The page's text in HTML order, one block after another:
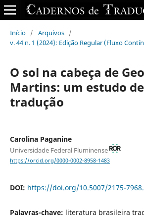
Início / Arquivos /
v. 44 n. 1 (2024): Edição Regular (Fluxo
O sol na cabeça de
Martins: um estudo
tradução
Carolina Paganine
Universidade Federal Fluminense
https://orcid.org/0000-0002-8958-1483
DOI: https://doi.org/10.5007/2175-
Palavras-chave: literatura brasileira